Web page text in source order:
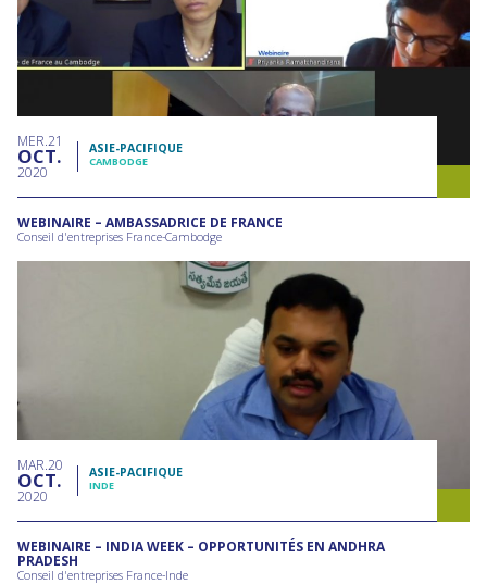
MER 21
OCT
2020
ASIE-PACIFIQUE
CAMBODGE
WEBINAIRE – AMBASSADRICE DE FRANCE
Conseil d'entreprises France-Cambodge
MAR 20
OCT
2020
ASIE-PACIFIQUE
INDE
WEBINAIRE – INDIA WEEK – OPPORTUNITÉS EN ANDHRA
PRADESH
Conseil d'entreprises France-Inde